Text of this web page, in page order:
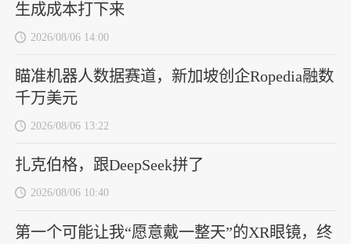
生成成本打下来
2026/08/06 14:00
瞄准机器人数据赛道，新加坡创企Ropedia融数
千万美元
2026/08/06 13:22
扎克伯格，跟DeepSeek拼了
2026/08/06 10:40
第一个可能让我“愿意戴一整天”的XR眼镜，终